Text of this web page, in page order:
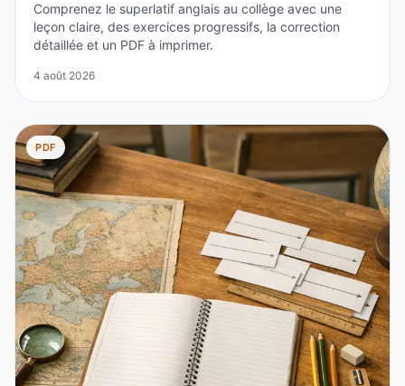
Comprenez le superlatif anglais au collège avec une
leçon claire, des exercices progressifs, la correction
détaillée et un PDF à imprimer.
4 août 2026
PDF